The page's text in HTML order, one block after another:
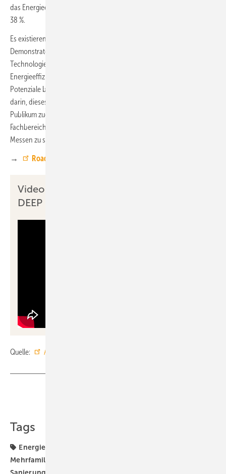
das Energieeinsparpotenzial in Gebäuden in Deutschland bei rund
38 %.
Es existieren bereits Pläne, DEEP weiterzuentwickeln und den
Demonstrator in einer Webvariante zur Verfügung zu stellen. „Digitale
Technologien können einen großen Beitrag zur
Energieeffizienzsteigerung im Gebäudesektor leisten. Jedoch sind die
Potenziale bisher nicht ausgeschöpft. Wir sehen große Chancen
darin, dieses innovative Tool weiter auszubauen und einem breiteren
Publikum zugänglich zu machen“, erläutert Dr. Marcus Rackel,
Fachbereichsleiter beim KEDi. DEEP ist seit Juni auf Fachevents und
Messen zu sehen.
→ Roadshow-Termine
Video zum Gebäude-Demonstrator
DEEP
Quelle: Arup
Tags
Energieeffizienz
Mehrfamilienhaus